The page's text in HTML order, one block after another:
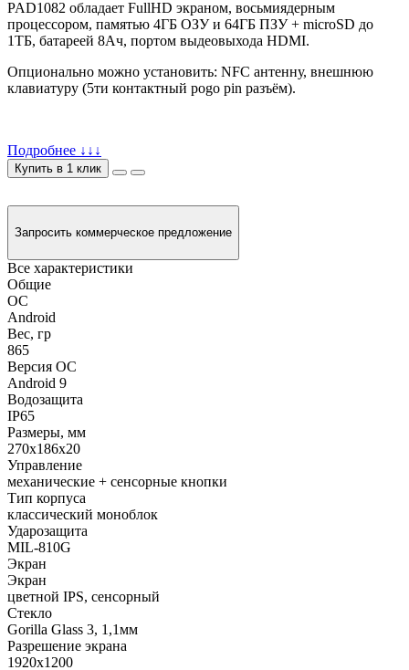
PAD1082 обладает FullHD экраном, восьмиядерным
процессором, памятью 4ГБ ОЗУ и 64ГБ ПЗУ + microSD до
1ТБ, батареей 8Ач, портом выдеовыхода HDMI.
Опционально можно установить: NFC антенну, внешнюю
клавиатуру (5ти контактный pogo pin разъём).
Подробнее ↓↓↓
Купить в 1 клик
Запросить коммерческое предложение
Все характеристики
Общие
ОС
Android
Вес, гр
865
Версия ОС
Android 9
Водозащита
IP65
Размеры, мм
270x186x20
Управление
механические + сенсорные кнопки
Тип корпуса
классический моноблок
Ударозащита
MIL-810G
Экран
Экран
цветной IPS, сенсорный
Стекло
Gorilla Glass 3, 1,1мм
Разрешение экрана
1920x1200